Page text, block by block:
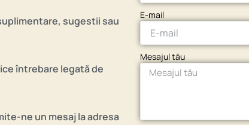
sugestii sau
întrebare legată de
ne un mesaj la adresa
E-mail
Mesajul tău